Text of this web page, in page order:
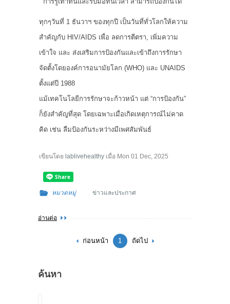
ทุกๆวันที่ 1 ธันวาฯ ของทุกปี เป็นวันที่ทั่วโลกให้ความ
สำคัญกับ HIV/AIDS เพื่อ ลดการตีตรา, เพิ่มความ
เข้าใจ และ ส่งเสริมการป้องกันและเข้าถึงการรักษา
จัดตั้งโดยองค์การอนามัยโลก (WHO) และ UNAIDS
ตั้งแต่ปี 1988
แม้เทคโนโลยีการรักษาจะก้าวหน้า แต่ “การป้องกัน”
ก็ยังสำคัญที่สุด โดยเฉพาะเมื่อเกิดเหตุการณ์ไม่คาด
คิด เช่น ลืมป้องกันระหว่างมีเพศสัมพันธ์
เขียนโดย lablivehealthy เมื่อ Mon 01 Dec, 2025
หมวดหมู่ ข่าวและประกาศ
อ่านต่อ
ก่อนหน้า 1 ถัดไป
ค้นหา